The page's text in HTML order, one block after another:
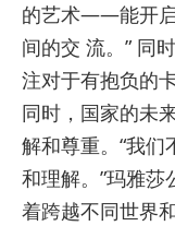
的艺术——能开启
间的交 流。” 同
注对于有抱负的
同时，国家的未
解和尊重。“我
和理解。”玛雅莎
着跨越不同世界